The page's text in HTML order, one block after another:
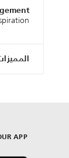
APP!